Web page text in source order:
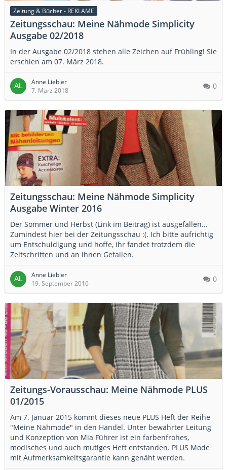
Zeitung & Bücher - REKLAME
Zeitungsschau: Meine Nähmode Simplicity
Ausgabe 02/2018
In der Ausgabe 02/2018 stehen alle Zeichen auf Frühling! Sie
erschien am 07. März 2018.
Anne Liebler
7. März 2018
0
Zeitungsschau: Meine Nähmode Simplicity
Ausgabe Winter 2016
Der Sommer und Herbst (Link im Beitrag) ist ausgefallen...
Zumindest hier bei der Zeitungsschau :(. Ich bitte aufrichtig
um Entschuldigung und hoffe, ihr fandet trotzdem die
Zeitschriften und an ihnen Gefallen.
Anne Liebler
19. September 2016
0
Zeitungs-Vorausschau: Meine Nähmode PLUS
01/2015
Am 7. Januar 2015 kommt dieses neue PLUS Heft der Reihe
"Meine Nähmode" in den Handel. Unter bewährter Leitung
und Konzeption von Mia Führer ist ein farbenfrohes,
modisches und auch mutiges Heft entstanden. PLUS Mode
mit Aufmerksamkeitsgarantie kann genäht werden.